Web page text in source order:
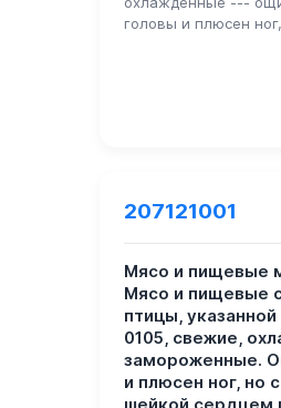
головы и плюсен
207121001
Мясо и пищевые
Мясо и пищевые
птицы,
0105, свежие,
замороженные.
и плюсен ног, но с